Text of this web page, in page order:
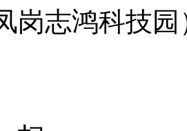
岗志鸿科技园